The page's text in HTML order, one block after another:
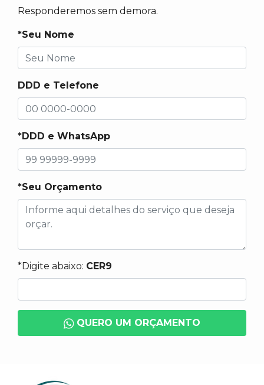
Responderemos sem demora.
*Seu Nome
DDD e Telefone
*DDD e WhatsApp
*Seu Orçamento
*Digite abaixo: CER9
QUERO UM ORÇAMENTO